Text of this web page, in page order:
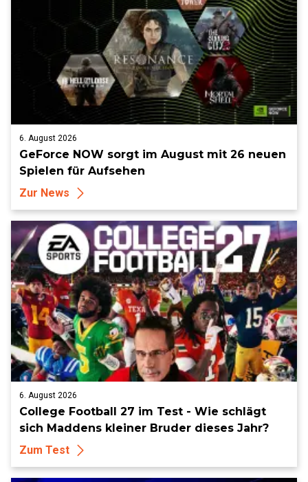
6. August 2026
GeForce NOW sorgt im August mit 26 neuen
Spielen für Aufsehen
Zur News
6. August 2026
College Football 27 im Test - Wie schlägt
sich Maddens kleiner Bruder dieses Jahr?
Zum Test